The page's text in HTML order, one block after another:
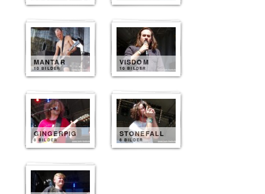
MANTAR
10 BILDER
VISDOM
10 BILDER
GINGERPIG
8 BILDER
STONEFALL
8 BILDER